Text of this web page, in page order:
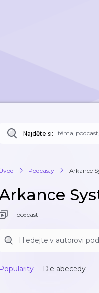
Najděte si:
Úvod Podcasty Arkance
1 podcast
Popularity Dle abecedy